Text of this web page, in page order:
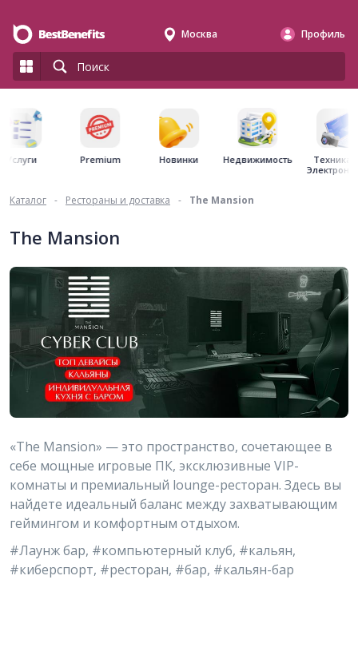
Москва Профиль
Услуги Premium Новинки Недвижимость
Техника
Каталог - Рестораны и доставка - The Mansion
The Mansion
«The Mansion» — это пространство, сочетающее в
себе мощные игровые ПК, эксклюзивные VIP-
комнаты и премиальный lounge-ресторан. Здесь вы
найдете идеальный баланс между захватывающим
геймингом и комфортным отдыхом.
#Лаунж бар, #компьютерный клуб, #кальян,
#киберспорт, #ресторан, #бар, #кальян-бар